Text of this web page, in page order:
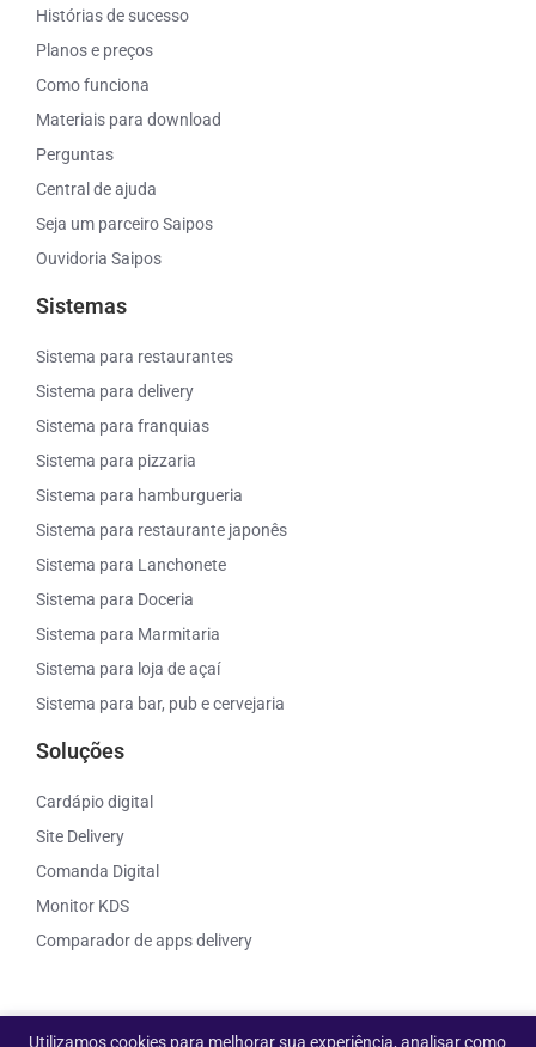
Histórias de sucesso
Planos e preços
Como funciona
Materiais para download
Perguntas
Central de ajuda
Seja um parceiro Saipos
Ouvidoria Saipos
Sistemas
Sistema para restaurantes
Sistema para delivery
Sistema para franquias
Sistema para pizzaria
Sistema para hamburgueria
Sistema para restaurante japonês
Sistema para Lanchonete
Sistema para Doceria
Sistema para Marmitaria
Sistema para loja de açaí
Sistema para bar, pub e cervejaria
Soluções
Cardápio digital
Site Delivery
Comanda Digital
Monitor KDS
Comparador de apps delivery
Utilizamos cookies para melhorar sua experiência, analisar como